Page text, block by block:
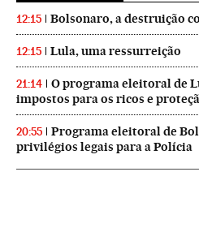
12:15 Bolsonaro, a destruição
12:15 Lula, uma ressurreição
21:14
O programa eleitoral de
impostos para os ricos e
20:55
Programa eleitoral de
privilégios legais para a Polícia